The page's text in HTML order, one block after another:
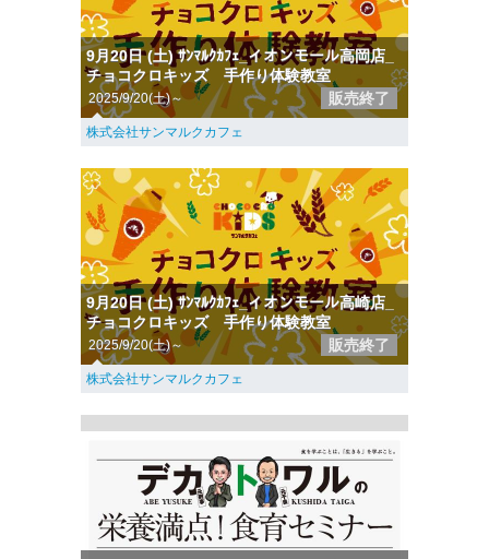
9月20日 (土) ｻﾝﾏﾙｸｶﾌｪ_イオンモール高岡店_
チョコクロキッズ 手作り体験教室
2025/9/20(土)～ 販売終了
株式会社サンマルクカフェ
9月20日 (土) ｻﾝﾏﾙｸｶﾌｪ_イオンモール高崎店_
チョコクロキッズ 手作り体験教室
2025/9/20(土)～ 販売終了
株式会社サンマルクカフェ